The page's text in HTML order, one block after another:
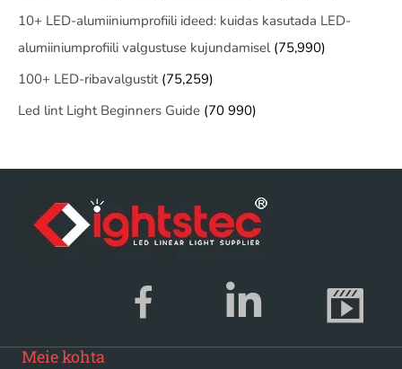
10+ LED-alumiiniumprofiili ideed: kuidas kasutada LED-
alumiiniumprofiili valgustuse kujundamisel (75,990)
100+ LED-ribavalgustit (75,259)
Led lint Light Beginners Guide (70 990)
Meie kohta